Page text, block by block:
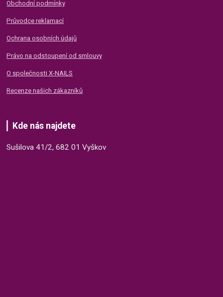
Obchodní podmínky
Průvodce reklamací
Ochrana osobních údajů
Právo na odstoupení od smlouvy
O společnosti X-NAILS
Recenze našich zákazníků
Kde nás najdete
Sušilova 41/2, 682 01 Vyškov